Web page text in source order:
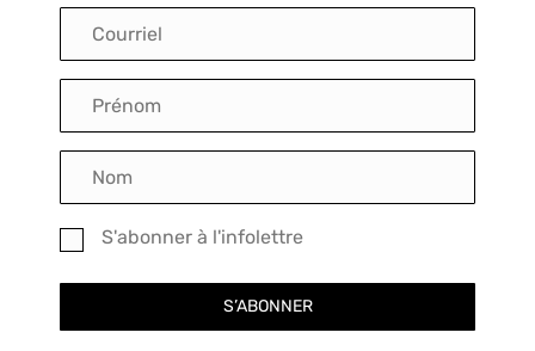
S'abonner à l'infolettre
S’ABONNER